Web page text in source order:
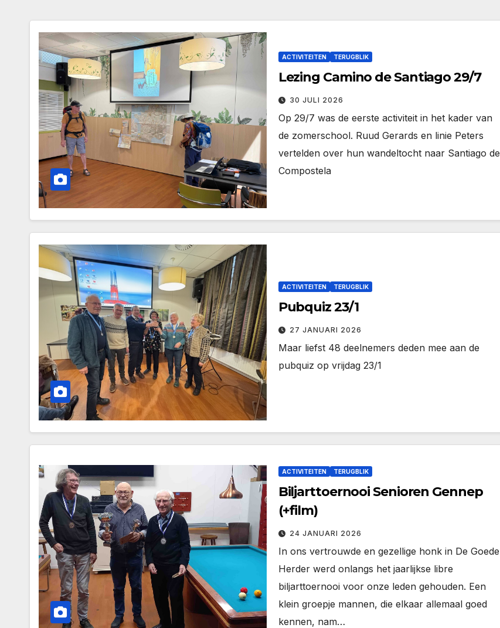
ACTIVITEITEN TERUGBLIK
Lezing Camino de Santiago 29/7
30 JULI 2026
Op 29/7 was de eerste activiteit in het kader van
de zomerschool. Ruud Gerards en linie Peters
vertelden over hun wandeltocht naar Santiago de
Compostela
ACTIVITEITEN TERUGBLIK
Pubquiz 23/1
27 JANUARI 2026
Maar liefst 48 deelnemers deden mee aan de
pubquiz op vrijdag 23/1
ACTIVITEITEN TERUGBLIK
Biljarttoernooi Senioren Gennep
(+film)
24 JANUARI 2026
In ons vertrouwde en gezellige honk in De Goede
Herder werd onlangs het jaarlijkse libre
biljarttoernooi voor onze leden gehouden. Een
klein groepje mannen, die elkaar allemaal goed
kennen, nam…